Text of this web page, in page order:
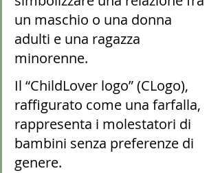
un maschio o una donna
adulti e una ragazza
minorenne.
Il “ChildLover logo” (CLogo),
raffigurato come una farfalla,
rappresenta i molestatori di
bambini senza preferenze di
genere.